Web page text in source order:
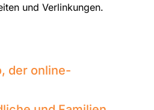
und Verlinkungen.
der online-